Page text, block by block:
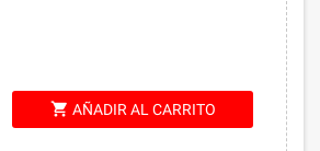
shopping_cart AÑADIR AL CARRITO